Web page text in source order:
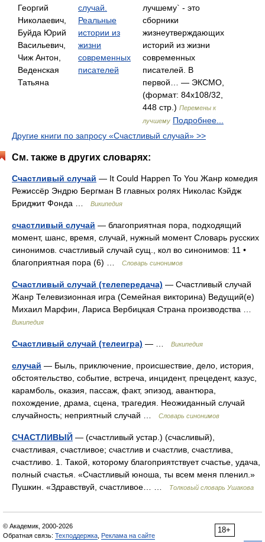
Георгий
Николаевич,
Буйда Юрий
Васильевич,
Чиж Антон,
Веденская
Татьяна
случай.
Реальные
истории из
жизни
современных
писателей
лучшему` - это
сборники
жизнеутверждающих
историй из жизни
современных
писателей. В
первой… — ЭКСМО,
(формат: 84x108/32,
448 стр.) Перемены к
лучшему Подробнее...
Другие книги по запросу «Счастливый случай» >>
См. также в других словарях:
Счастливый случай — It Could Happen To You Жанр комедия
Режиссёр Эндрю Бергман В главных ролях Николас Кэйдж
Бриджит Фонда …
Википедия
счастливый случай — благоприятная пора, подходящий
момент, шанс, время, случай, нужный момент Словарь русских
синонимов. счастливый случай сущ., кол во синонимов: 11 •
благоприятная пора (6) …
Словарь синонимов
Счастливый случай (телепередача) — Счастливый случай
Жанр Телевизионная игра (Семейная викторина) Ведущий(е)
Михаил Марфин, Лариса Вербицкая Страна производства …
Википедия
Счастливый случай (телеигра) — … Википедия
случай — Быль, приключение, происшествие, дело, история,
обстоятельство, событие, встреча, инцидент, прецедент, казус,
карамболь, оказия, пассаж, факт, эпизод, авантюра,
похождение, драма, сцена, трагедия. Неожиданный случай
случайность; неприятный случай …
Словарь синонимов
СЧАСТЛИВЫЙ — (счастливый устар.) (счасливый),
счастливая, счастливое; счастлив и счастлив, счастлива,
счастливо. 1. Такой, которому благоприятствует счастье, удача,
полный счастья. «Счастливый юноша, ты всем меня пленил.»
Пушкин. «Здравствуй, счастливое… …
Толковый словарь Ушакова
18+
© Академик, 2000-2026
Обратная связь: Техподдержка Реклама на сайте